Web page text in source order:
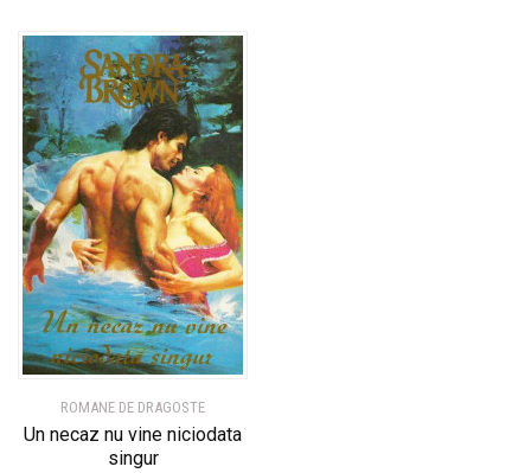
ROMANE DE DRAGOSTE
Un necaz nu vine niciodata
singur